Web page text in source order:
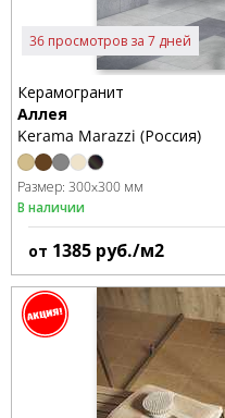
36 просмотров за 7 дней
Керамогранит
Аллея
Kerama Marazzi (Россия)
Размер: 300x300 мм
В наличии
от 1385 руб./м2